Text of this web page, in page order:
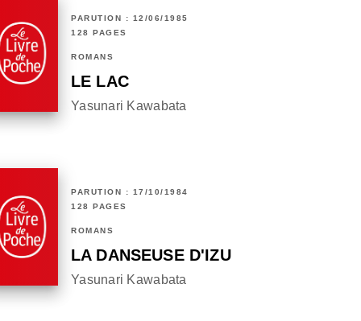
PARUTION : 12/06/1985
128 PAGES
ROMANS
LE LAC
Yasunari Kawabata
PARUTION : 17/10/1984
128 PAGES
ROMANS
LA DANSEUSE D'IZU
Yasunari Kawabata